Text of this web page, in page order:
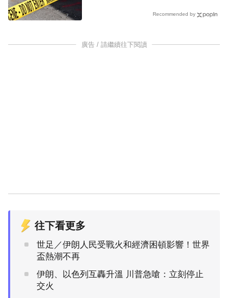
Recommended by
廣告 / 請繼續往下閱讀
往下看更多
世足／伊朗人民受戰火和經濟困頓影響！世界
盃熱潮不再
伊朗、以色列互轟升溫 川普急嗆：立刻停止
交火